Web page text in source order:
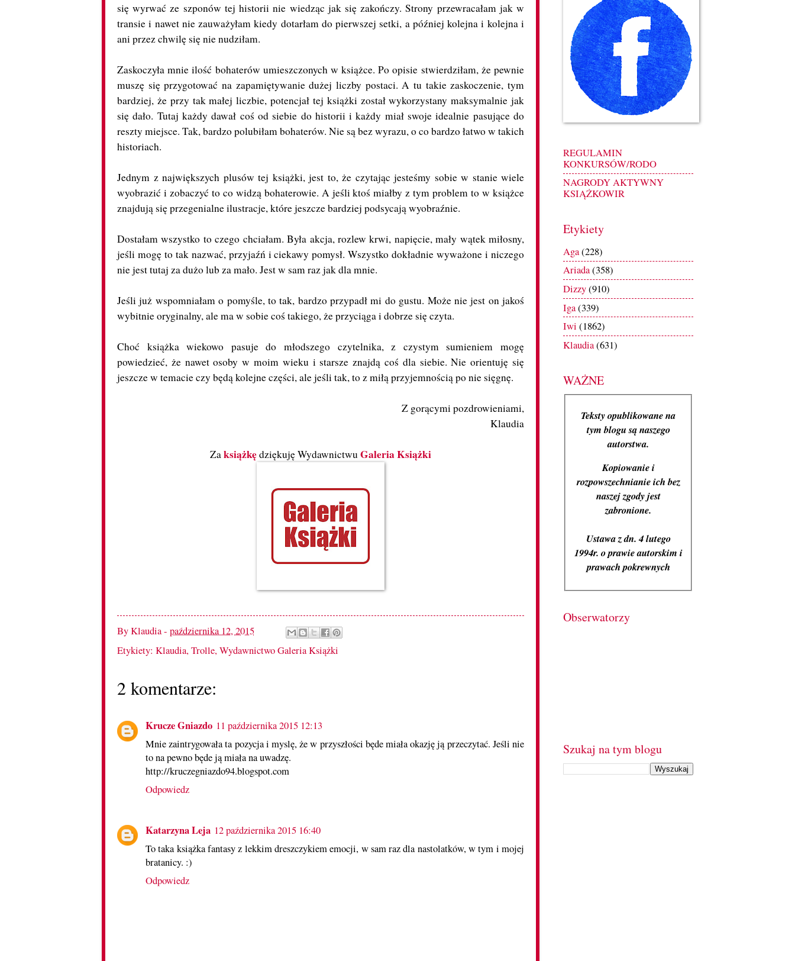
się wyrwać ze szponów tej historii nie wiedząc jak się zakończy. Strony przewracałam jak w
transie i nawet nie zauważyłam kiedy dotarłam do pierwszej setki, a później kolejna i kolejna i
ani przez chwilę się nie nudziłam.
Zaskoczyła mnie ilość bohaterów umieszczonych w książce. Po opisie stwierdziłam, że pewnie
muszę się przygotować na zapamiętywanie dużej liczby postaci. A tu takie zaskoczenie, tym
bardziej, że przy tak małej liczbie, potencjał tej książki został wykorzystany maksymalnie jak
się dało. Tutaj każdy dawał coś od siebie do historii i każdy miał swoje idealnie pasujące do
reszty miejsce. Tak, bardzo polubiłam bohaterów. Nie są bez wyrazu, o co bardzo łatwo w takich
historiach.
Jednym z największych plusów tej książki, jest to, że czytając jesteśmy sobie w stanie wiele
wyobrazić i zobaczyć to co widzą bohaterowie. A jeśli ktoś miałby z tym problem to w książce
znajdują się przegenialne ilustracje, które jeszcze bardziej podsycają wyobraźnie.
Dostałam wszystko to czego chciałam. Była akcja, rozlew krwi, napięcie, mały wątek miłosny,
jeśli mogę to tak nazwać, przyjaźń i ciekawy pomysł. Wszystko dokładnie wyważone i niczego
nie jest tutaj za dużo lub za mało. Jest w sam raz jak dla mnie.
Jeśli już wspomniałam o pomyśle, to tak, bardzo przypadł mi do gustu. Może nie jest on jakoś
wybitnie oryginalny, ale ma w sobie coś takiego, że przyciąga i dobrze się czyta.
Choć książka wiekowo pasuje do młodszego czytelnika, z czystym sumieniem mogę
powiedzieć, że nawet osoby w moim wieku i starsze znajdą coś dla siebie. Nie orientuję się
jeszcze w temacie czy będą kolejne części, ale jeśli tak, to z miłą przyjemnością po nie sięgnę.
Z gorącymi pozdrowieniami,
Klaudia
Zaksiążkędziękuję Wydawnictwu Galeria Książki
ByKlaudia- października 12, 2015
Etykiety: Klaudia,Trolle,Wydawnictwo Galeria Książki
2 komentarze:
Krucze Gniazdo 11 października 2015 12:13
Mnie zaintrygowała ta pozycja i myslę, że w przyszłości będe miała okazję ją przeczytać. Jeśli nie
to na pewno będe ją miała na uwadzę.
http://kruczegniazdo94.blogspot.com
Odpowiedz
Katarzyna Leja 12 października 2015 16:40
To taka książka fantasy z lekkim dreszczykiem emocji, w sam raz dla nastolatków, w tym i mojej
bratanicy. :)
Odpowiedz
REGULAMIN
KONKURSÓW/RODO
NAGRODY AKTYWNY
KSIĄŻKOWIR
Etykiety
Aga(228)
Ariada(358)
Dizzy(910)
Iga(339)
Iwi (1862)
Klaudia(631)
WAŻNE
Teksty opublikowane na
tym blogu są naszego
autorstwa.
Kopiowanie i
rozpowszechnianie ich bez
naszej zgody jest
zabronione.
Ustawa z dn. 4 lutego
1994r. o prawie autorskim i
prawach pokrewnych
Obserwatorzy
Szukaj na tym blogu